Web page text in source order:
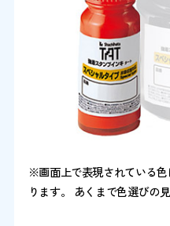
※画面上で表現されている
ります。 あくまで色選びの